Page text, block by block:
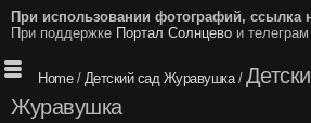
При использовании фотографий, ссылка
При поддержке Портал Солнцевои телеграм
Home/ Детский сад Журавушка/
Журавушка